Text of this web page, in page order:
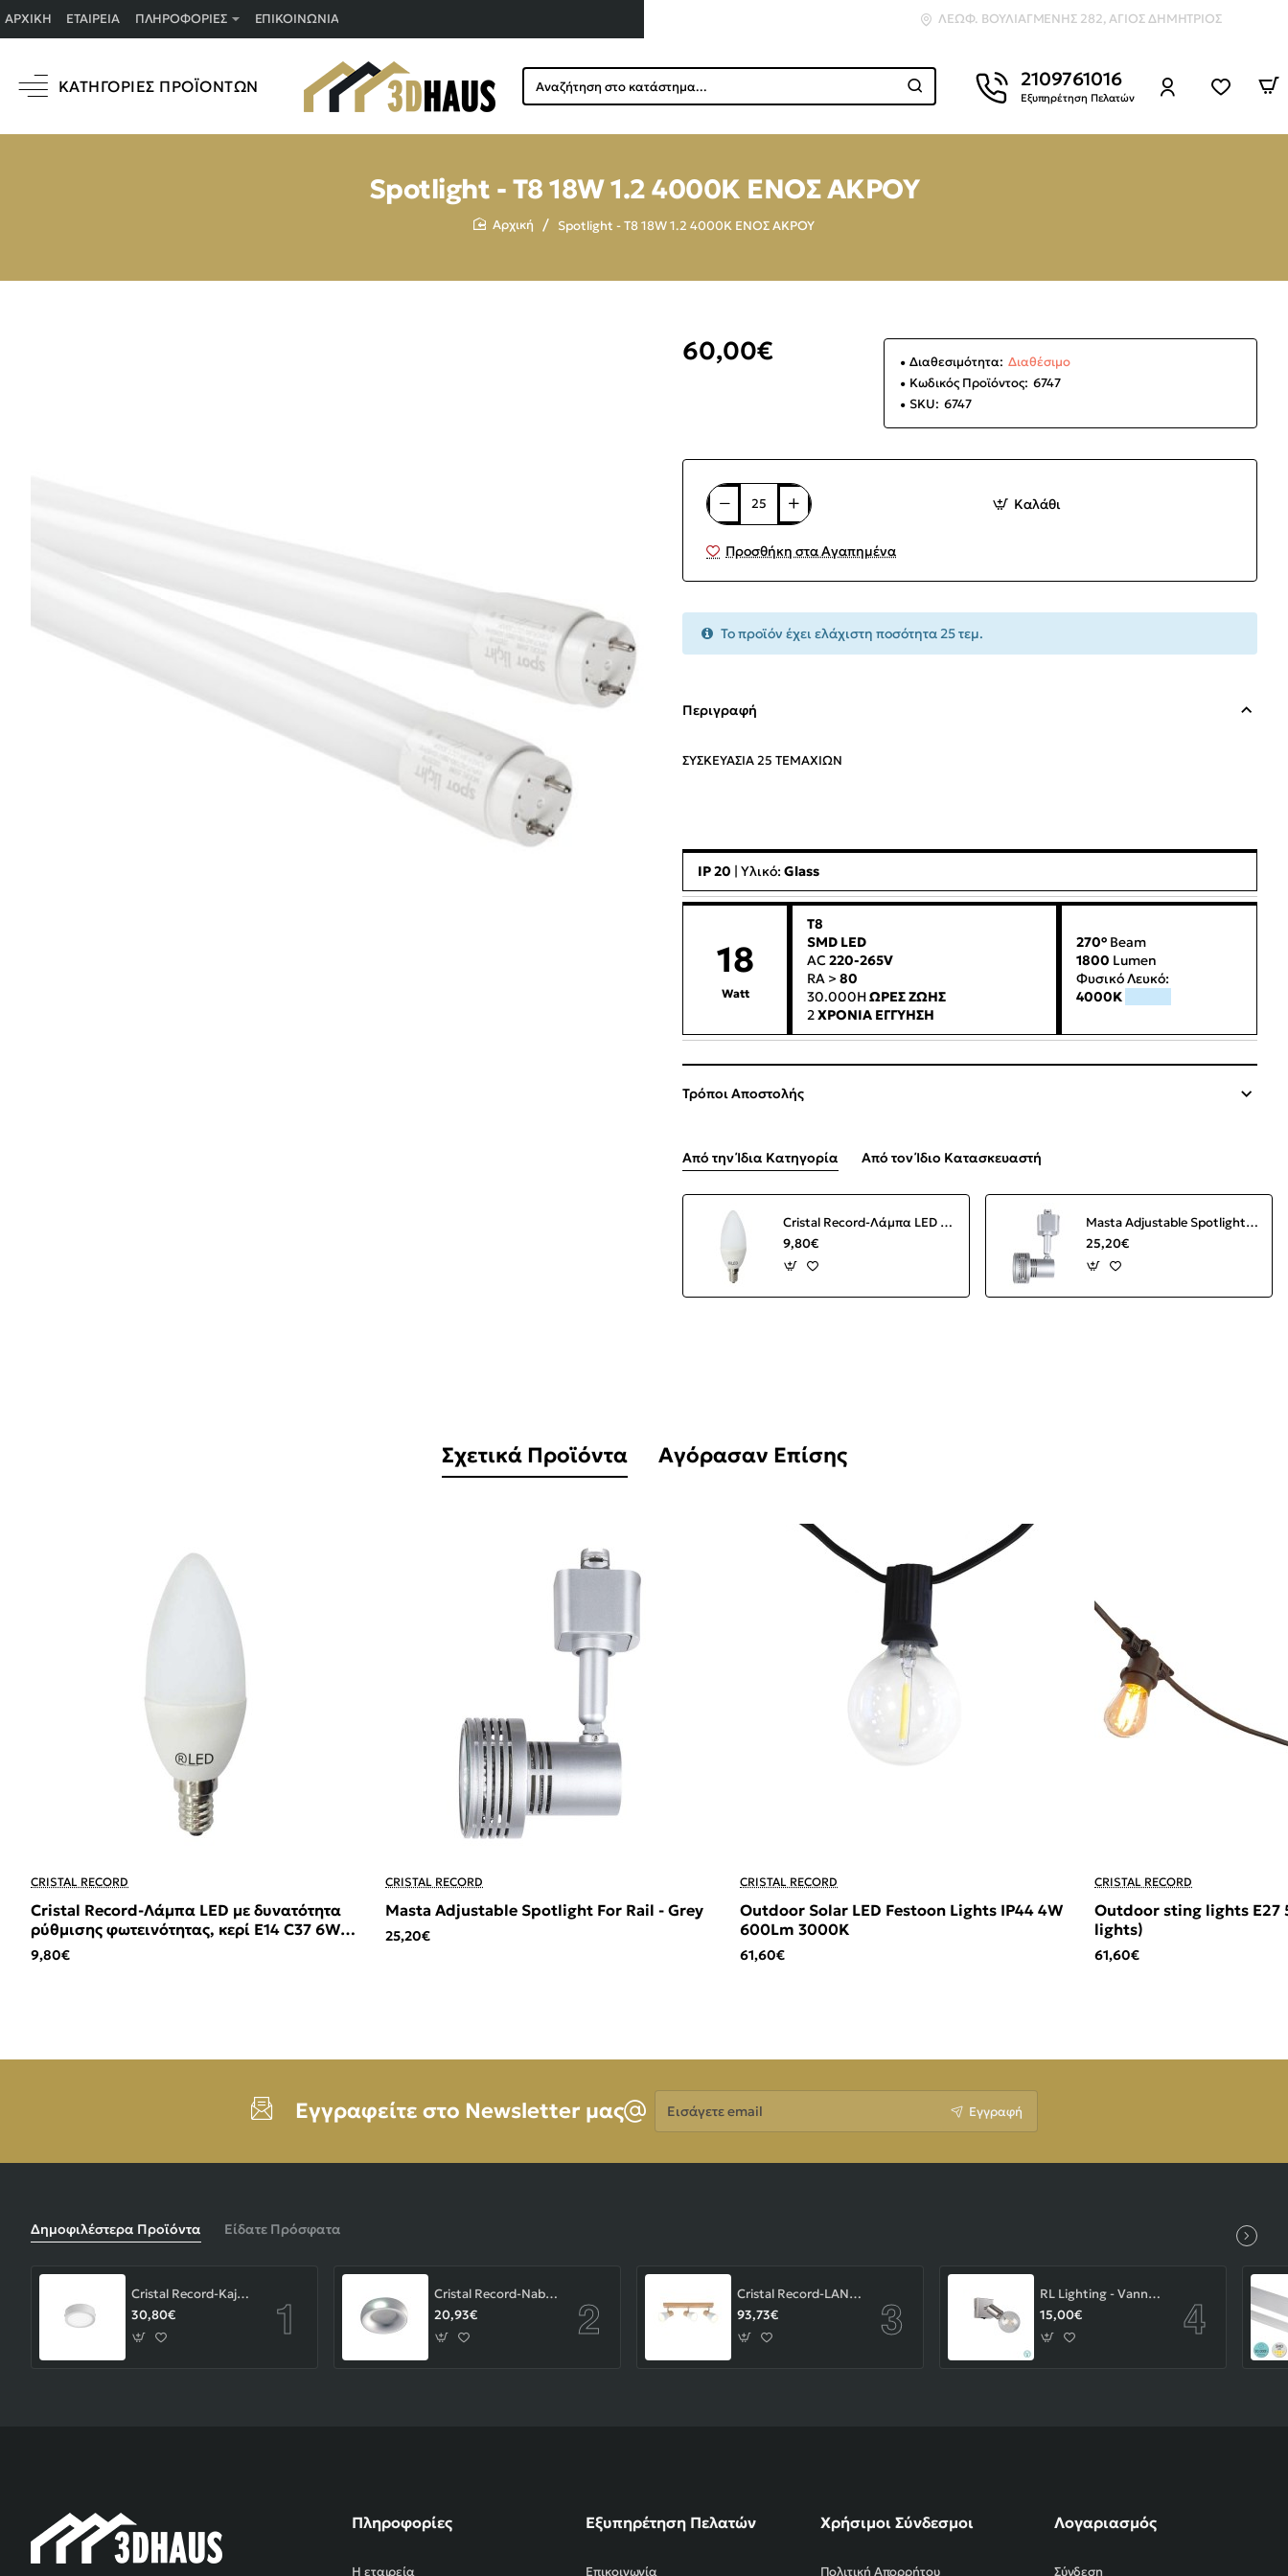
ΑΡΧΙΚΉ ΕΤΑΙΡΕΊΑ ΠΛΗΡΟΦΟΡΊΕΣ ΕΠΙΚΟΙΝΩΝΊΑ ΛΕΩΦ. ΒΟΥΛΙΑΓΜΈΝΗΣ 282, ΆΓΙΟΣ ΔΗΜΉΤΡΙΟΣ
ΚΑΤΗΓΟΡΊΕΣ ΠΡΟΪΌΝΤΩΝ
Αναζήτηση
στο
2109761016
Εξυπηρέτηση Πελατών
Spotlight - T8 18W 1.2 4000K ENOΣ ΑΚΡΟΥ
Spotlight - T8 18W 1.2 4000K ENOΣ ΑΚΡΟΥ
60,00€ Διαθεσιμότητα: Διαθέσιμο
Κωδικός Προϊόντος: 6747
SKU: 6747
Καλάθι
Προσθήκη στα Αγαπημένα
Το προϊόν έχει ελάχιστη ποσότητα 25 τεμ.
Περιγραφή
ΣΥΣΚΕΥΑΣΙΑ 25 ΤΕΜΑΧΙΩΝ
IP 20 | Υλικό: Glass
18
Watt
T8
SMD LED
AC220-265V
RA >80
30.000HΩΡΕΣ ΖΩΗΣ
2ΧΡΟΝΙΑ ΕΓΓΥΗΣΗ
270° Beam
1800 Lumen
Φυσικό Λευκό:
4000Κ
Τρόποι Αποστολής
Από την Ίδια Κατηγορία Από τον Ίδιο Κατασκευαστή
Cristal Record-Λάμπα LED με δυνατότητα ρύθμισης φωτεινότητας, κερί E14 C37 6W 420Lm 2700K
9,80€
Masta Adjustable Spotlight For Rail - Grey
25,20€
Σχετικά Προϊόντα Αγόρασαν Επίσης
CRISTAL RECORD
Cristal Record-Λάμπα LED με δυνατότητα
ρύθμισης φωτεινότητας, κερί E14 C37 6W
420Lm 2700K
9,80€
CRISTAL RECORD
Masta Adjustable Spotlight For Rail - Grey
25,20€
CRISTAL RECORD
Outdoor Solar LED Festoon Lights IP44 4W
600Lm 3000K
61,60€
CRISTAL RECORD
Outdoor sting lights E27
lights)
61,60€
Εγγραφείτε στο Newsletter μας
Εισάγετε
email
Εγγραφή
Δημοφιλέστερα Προϊόντα Είδατε Πρόσφατα
Cristal Record-Kaju Φωτιστικό Οροφής/Επιτοίχιο LED 8W, Γκρι
30,80€
Cristal Record-Nabila Χωνευτό Σποτ GU10 ΚΩΔ.-01-180-01-281
20,93€
Cristal Record-LAN Φωτιστικού οροφής Ε14 ΚΩΔ.-43-103-14-000
93,73€
RL Lighting - Vannes Επιτοίχιο Φωτιστικό Σποτ 1xE27 Νίκελ Ματ ΚΩΔ.-R80181707
15,00€
Πληροφορίες
Η εταιρεία
Εξυπηρέτηση Πελατών
Επικοινωνία
Χρήσιμοι Σύνδεσμοι
Πολιτική Απορρήτου
Λογαριασμός
Σύνδεση